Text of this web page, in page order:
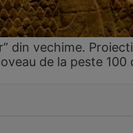
din vechime.
de la peste 100